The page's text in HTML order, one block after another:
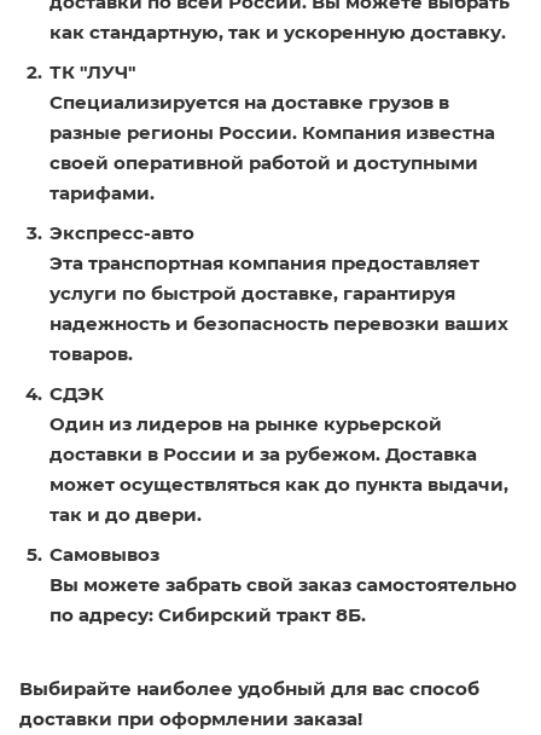
как стандартную, так и ускоренную доставку.
ТК "ЛУЧ"
Специализируется на доставке грузов в
разные регионы России. Компания известна
своей оперативной работой и доступными
тарифами.
Экспресс-авто
Эта транспортная компания предоставляет
услуги по быстрой доставке, гарантируя
надежность и безопасность перевозки ваших
товаров.
СДЭК
Один из лидеров на рынке курьерской
доставки в России и за рубежом. Доставка
может осуществляться как до пункта выдачи,
так и до двери.
Самовывоз
Вы можете забрать свой заказ самостоятельно
по адресу: Сибирский тракт 8Б.
Выбирайте наиболее удобный для вас способ
доставки при оформлении заказа!